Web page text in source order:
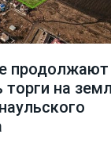
продолжают
торги на